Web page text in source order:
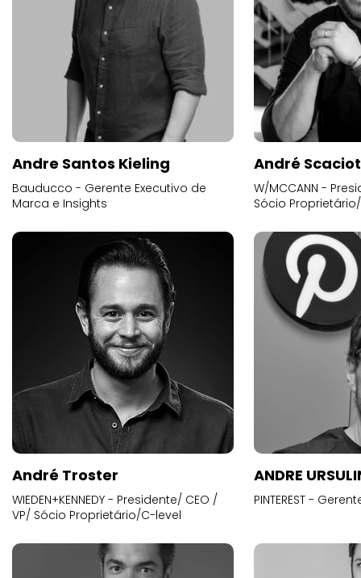
Andre Santos Kieling
Bauducco - Gerente Executivo de
Marca e Insights
André
W/MCCANN -
Sócio
André Troster
WIEDEN+KENNEDY - Presidente/ CEO /
VP/ Sócio Proprietário/C-level
ANDRE
PINTEREST -